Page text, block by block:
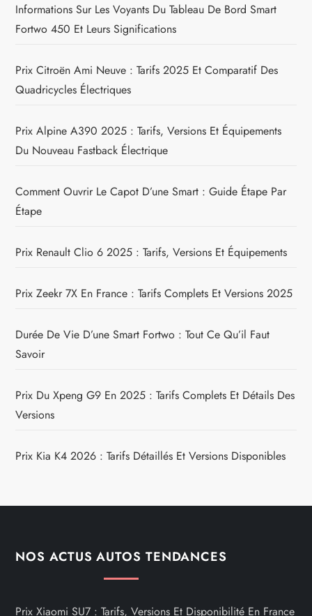
Informations Sur Les Voyants Du Tableau De Bord Smart
Fortwo 450 Et Leurs Significations
Prix Citroën Ami Neuve : Tarifs 2025 Et Comparatif Des
Quadricycles Électriques
Prix Alpine A390 2025 : Tarifs, Versions Et Équipements
Du Nouveau Fastback Électrique
Comment Ouvrir Le Capot D’une Smart : Guide Étape Par
Étape
Prix Renault Clio 6 2025 : Tarifs, Versions Et Équipements
Prix Zeekr 7X En France : Tarifs Complets Et Versions 2025
Durée De Vie D’une Smart Fortwo : Tout Ce Qu’il Faut
Savoir
Prix Du Xpeng G9 En 2025 : Tarifs Complets Et Détails Des
Versions
Prix Kia K4 2026 : Tarifs Détaillés Et Versions Disponibles
NOS ACTUS AUTOS TENDANCES
Prix Xiaomi SU7 : Tarifs, Versions Et Disponibilité En France